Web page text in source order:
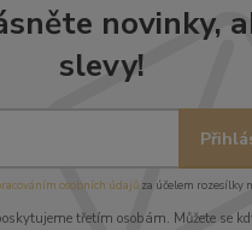
novinky,
slevy!
osobních údajůza účelem rozesílky
třetím osobám. Můžete se